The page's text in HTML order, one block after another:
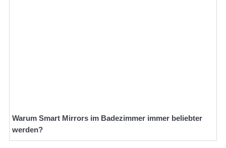
Warum Smart Mirrors im Badezimmer immer beliebter
werden?